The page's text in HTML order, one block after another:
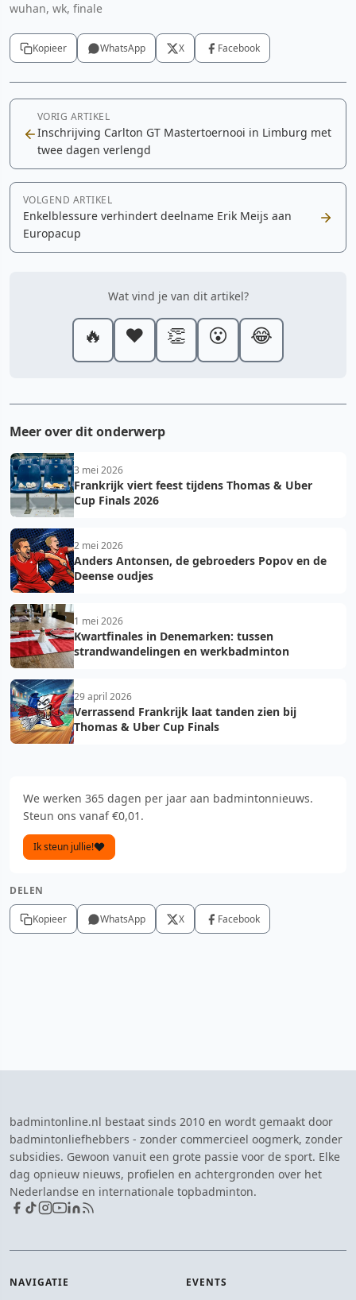
wuhan, wk, finale
Kopieer WhatsApp X Facebook
VORIG ARTIKEL
Inschrijving Carlton GT Mastertoernooi in Limburg met
twee dagen verlengd
VOLGEND ARTIKEL
Enkelblessure verhindert deelname Erik Meijs aan
Europacup
Wat vind je van dit artikel?
🔥 ❤️ 👏 😮 😂
Meer over dit onderwerp
3 mei 2026
Frankrijk viert feest tijdens Thomas & Uber
Cup Finals 2026
2 mei 2026
Anders Antonsen, de gebroeders Popov en de
Deense oudjes
1 mei 2026
Kwartfinales in Denemarken: tussen
strandwandelingen en werkbadminton
29 april 2026
Verrassend Frankrijk laat tanden zien bij
Thomas & Uber Cup Finals
We werken 365 dagen per jaar aan badmintonnieuws.
Steun ons vanaf €0,01.
Ik steun jullie!
DELEN
Kopieer WhatsApp X Facebook
badmintonline.nl bestaat sinds 2010 en wordt gemaakt door
badmintonliefhebbers - zonder commercieel oogmerk, zonder
subsidies. Gewoon vanuit een grote passie voor de sport. Elke
dag opnieuw nieuws, profielen en achtergronden over het
Nederlandse en internationale topbadminton.
NAVIGATIE EVENTS